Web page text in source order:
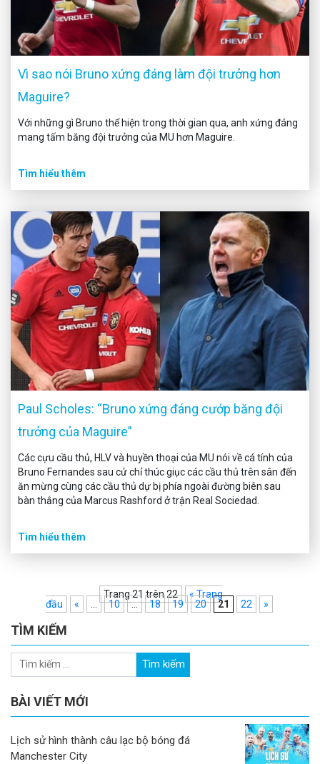
Vì sao nói Bruno xứng đáng làm đội trưởng hơn
Maguire?
Với những gì Bruno thể hiện trong thời gian qua, anh xứng đáng
mang tấm băng đội trưởng của MU hơn Maguire.
Tìm hiểu thêm
Paul Scholes: “Bruno xứng đáng cướp băng đội
trưởng của Maguire”
Các cựu cầu thủ, HLV và huyền thoại của MU nói về cá tính của
Bruno Fernandes sau cử chỉ thúc giục các cầu thủ trên sân đến
ăn mừng cùng các cầu thủ dự bị phía ngoài đường biên sau
bàn thắng của Marcus Rashford ở trận Real Sociedad.
Tìm hiểu thêm
Trang 21 trên 22
« Trang
đầu
« ... 10 ... 18 19 20 21 22 »
TÌM KIẾM
BÀI VIẾT MỚI
Lịch sử hình thành câu lạc bộ bóng đá
Manchester City